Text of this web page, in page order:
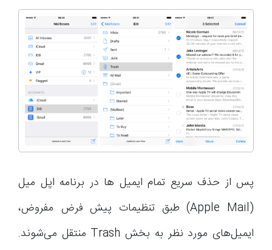
پس از حذف سریع تمام ایمیل ها در برنامه اپل میل
(Apple Mail) طبق تنظیمات پیش فرض مفروض،
ایمیل‌های مورد نظر به بخش Trash منتقل می‌شوند.